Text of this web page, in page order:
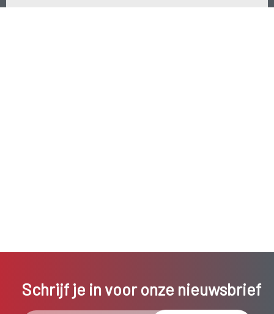
Schrijf je in voor onze nieuwsbrief